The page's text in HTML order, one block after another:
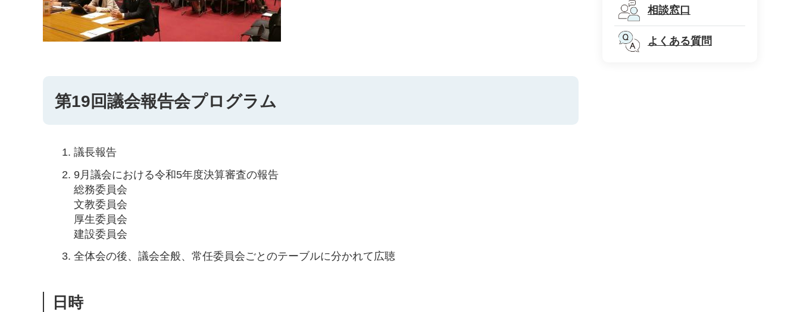
第19回議会報告会プログラム
議長報告
9月議会における令和5年度決算審査の報告
総務委員会
文教委員会
厚生委員会
建設委員会
全体会の後、議会全般、常任委員会ごとのテーブルに分かれて広聴
日時
相談窓口
よくある質問